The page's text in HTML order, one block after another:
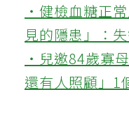
‧健檢血糖正
見的隱患」：
‧兒邀84歲寡
還有人照顧」1